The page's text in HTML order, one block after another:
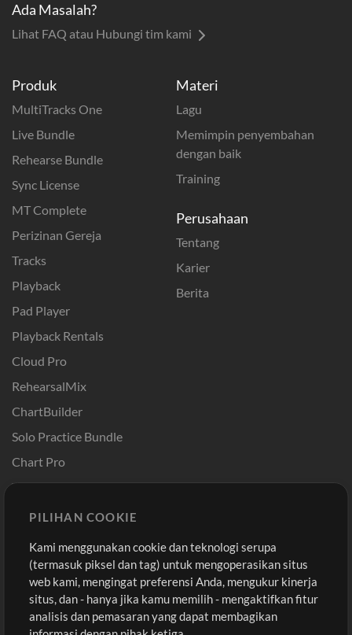
Produk
MultiTracks One
Live Bundle
Rehearse Bundle
Sync License
MT Complete
Perizinan Gereja
Tracks
Playback
Pad Player
Playback Rentals
Cloud Pro
RehearsalMix
ChartBuilder
Solo Practice Bundle
Chart Pro
Template ProPresenter
Sound
Materi
Lagu
Memimpin penyembahan
dengan baik
Training
Perusahaan
Tentang
Karier
Berita
Pembelian
Beli Kredit
Konten Gratis
Permintaan Lagu
Akun
Masuk
Daftar
Lihat Keranjang
Ada Masalah?
Lihat FAQ atau Hubungi tim kami
PILIHAN COOKIE
Kami menggunakan cookie dan teknologi serupa
(termasuk piksel dan tag) untuk mengoperasikan situs
web kami, mengingat preferensi Anda, mengukur kinerja
situs, dan - hanya jika kamu memilih - mengaktifkan fitur
analisis dan pemasaran yang dapat membagikan